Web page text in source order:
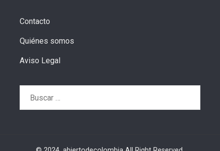
Contacto
Quiénes somos
Aviso Legal